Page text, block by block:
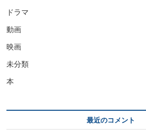
ドラマ
動画
映画
未分類
本
最近のコメント